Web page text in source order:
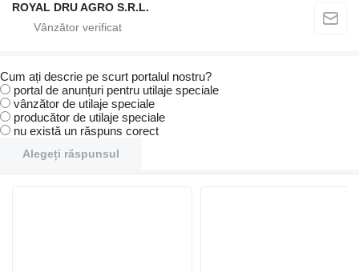
ROYAL DRU AGRO S.R.L.
Cum ați descrie pe scurt portalul nostru?
portal de anunțuri pentru utilaje speciale
vânzător de utilaje speciale
producător de utilaje speciale
nu există un răspuns corect
Alegeți răspunsul